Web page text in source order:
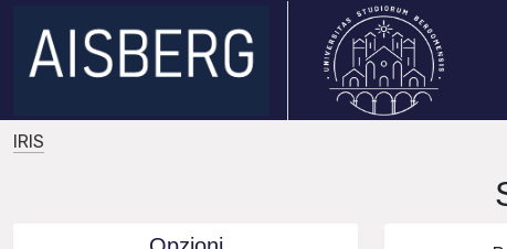
IRIS